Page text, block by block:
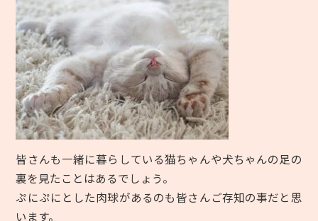
皆さんも一緒に暮らしている猫ちゃんや犬ちゃんの足の
裏を見たことはあるでしょう。
ぷにぷにとした肉球があるのも皆さんご存知の事だと思
います。